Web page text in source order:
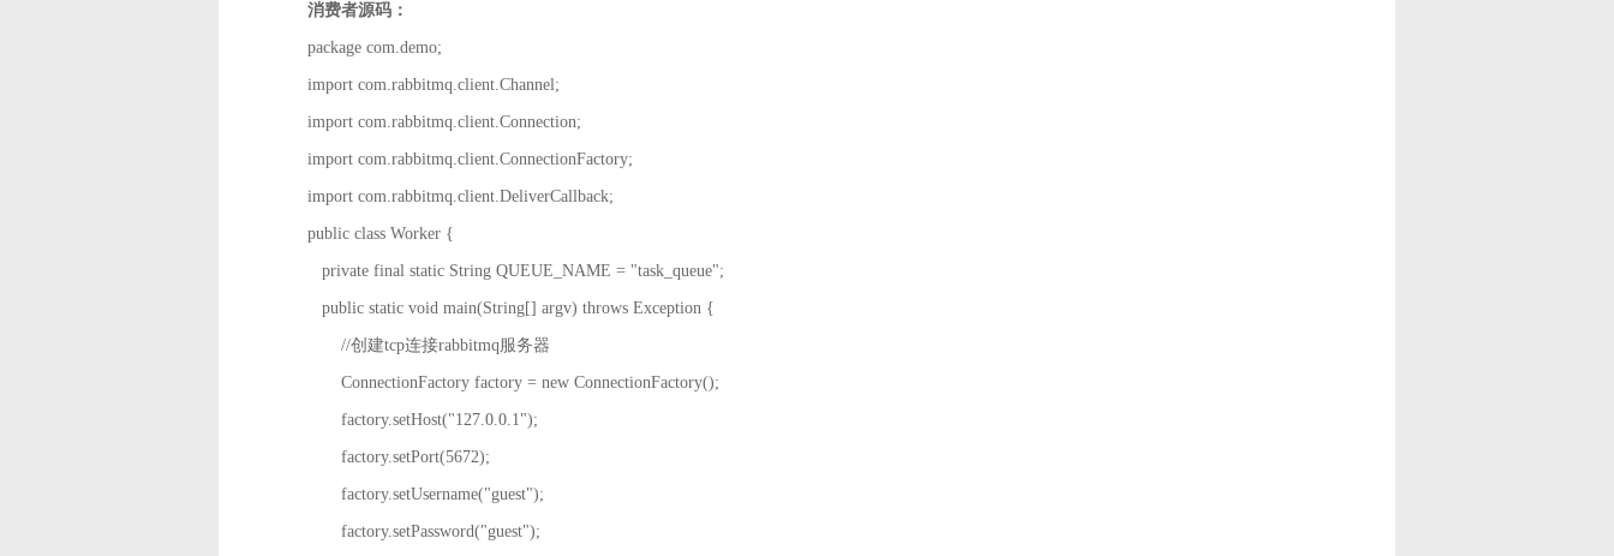
消费者源码：
package com.demo;
import com.rabbitmq.client.Channel;
import com.rabbitmq.client.Connection;
import com.rabbitmq.client.ConnectionFactory;
import com.rabbitmq.client.DeliverCallback;
public class Worker {
private final static String QUEUE_NAME = "task_queue";
public static void main(String[] argv) throws Exception {
//创建tcp连接rabbitmq服务器
ConnectionFactory factory = new ConnectionFactory();
factory.setHost("127.0.0.1");
factory.setPort(5672);
factory.setUsername("guest");
factory.setPassword("guest");